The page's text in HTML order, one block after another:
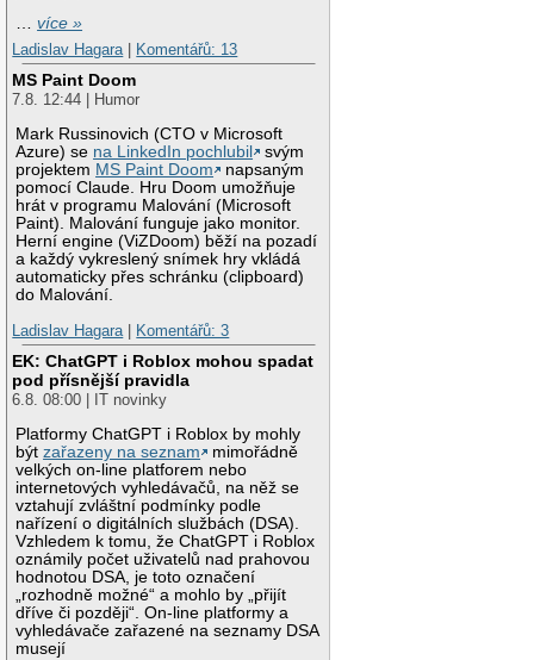
…více »
Ladislav Hagara
Komentářů: 13
MS Paint Doom
7.8. 12:44 | Humor
Mark Russinovich (CTO v Microsoft
Azure) se na LinkedIn pochlubil
svým
projektem MS Paint Doom
napsaným
pomocí Claude. Hru Doom umožňuje
hrát v programu Malování (Microsoft
Paint). Malování funguje jako monitor.
Herní engine (ViZDoom) běží na pozadí
a každý vykreslený snímek hry vkládá
automaticky přes schránku (clipboard)
do Malování.
Ladislav Hagara
Komentářů: 3
EK: ChatGPT i Roblox mohou spadat
pod přísnější pravidla
6.8. 08:00 | IT novinky
Platformy ChatGPT i Roblox by mohly
býtzařazeny na seznam
mimořádně
velkých on-line platforem nebo
internetových vyhledávačů, na něž se
vztahují zvláštní podmínky podle
nařízení o digitálních službách (DSA).
Vzhledem k tomu, že ChatGPT i Roblox
oznámily počet uživatelů nad prahovou
hodnotou DSA, je toto označení
„rozhodně možné“ a mohlo by „přijít
dříve či později“. On-line platformy a
vyhledávače zařazené na seznamy DSA
musejí